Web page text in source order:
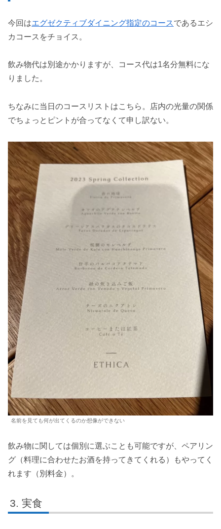
今回はエグゼクティブダイニング指定のコースであるエシ
カコースをチョイス。
飲み物代は別途かかりますが、コース代は1名分無料にな
りました。
ちなみに当日のコースリストはこちら。店内の光量の関係
でちょっとピントが合ってなくて申し訳ない。
名前を見ても何が出てくるのか想像ができない
飲み物に関しては個別に選ぶことも可能ですが、ペアリン
グ（料理に合わせたお酒を持ってきてくれる）もやってく
れます（別料金）。
実食